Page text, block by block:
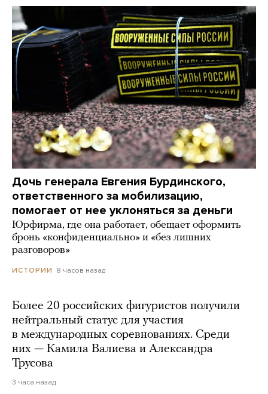
Дочь генерала Евгения Бурдинского,
ответственного за мобилизацию,
помогает от нее уклоняться за деньги
Юрфирма, где она работает, обещает оформить
бронь «конфиденциально» и «без лишних
разговоров»
ИСТОРИИ 8 часов назад
Более 20 российских фигуристов получили
нейтральный статус для участия
в международных соревнованиях. Среди
них — Камила Валиева и Александра
Трусова
3 часа назад